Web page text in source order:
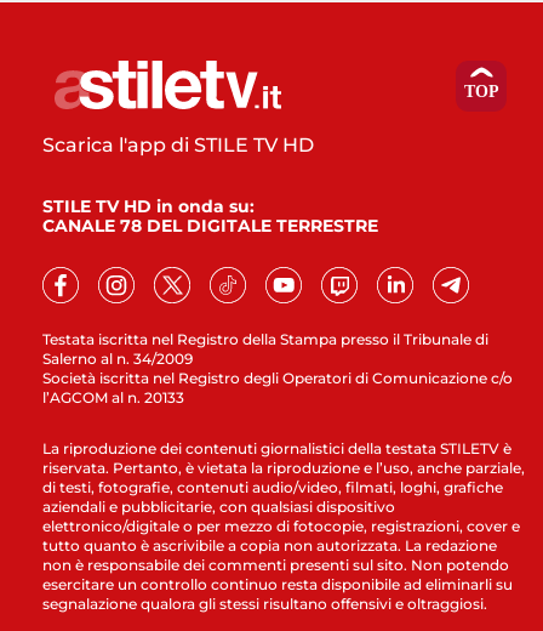
Testata iscritta nel Registro della Stampa presso il Tribunale di
Salerno al n. 34/2009
Società iscritta nel Registro degli Operatori di Comunicazione c/o
l’AGCOM al n. 20133
Scarica l'app di STILE TV HD
STILE TV HD in onda su:
CANALE 78 DEL DIGITALE TERRESTRE
La riproduzione dei contenuti giornalistici della testata STILETV è
riservata. Pertanto, è vietata la riproduzione e l’uso, anche parziale,
di testi, fotografie, contenuti audio/video, filmati, loghi, grafiche
aziendali e pubblicitarie, con qualsiasi dispositivo
elettronico/digitale o per mezzo di fotocopie, registrazioni, cover e
tutto quanto è ascrivibile a copia non autorizzata. La redazione
non è responsabile dei commenti presenti sul sito. Non potendo
esercitare un controllo continuo resta disponibile ad eliminarli su
segnalazione qualora gli stessi risultano offensivi e oltraggiosi.